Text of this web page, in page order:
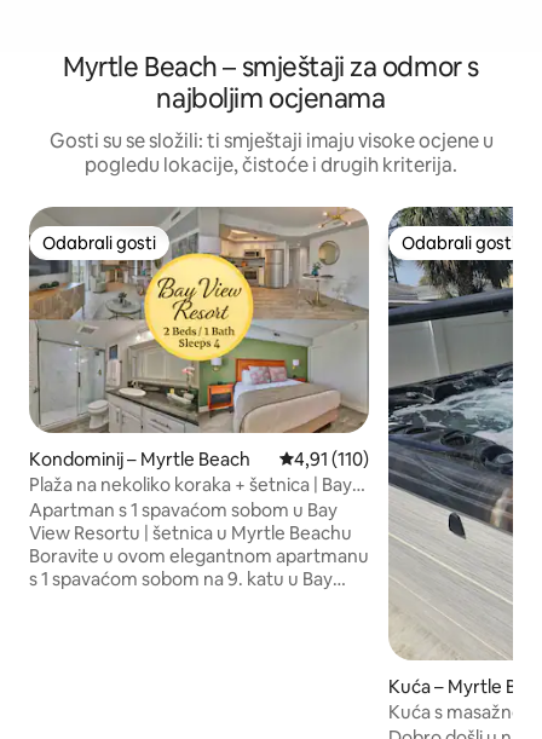
Myrtle Beach – smještaji za odmor s
najboljim ocjenama
Gosti su se složili: ti smještaji imaju visoke ocjene u
pogledu lokacije, čistoće i drugih kriterija.
Odabrali gosti
Odabrali gosti
Kondominij – Myrtle Beach Prosječna ocjena: 4,91/5,
4,91 (110)
Plaža na nekoliko koraka + šetnica | Bay
View Resort
Apartman s 1 spavaćom sobom u Bay
View Resortu | šetnica u Myrtle Beachu
Boravite u ovom elegantnom apartmanu
s 1 spavaćom sobom na 9. katu u Bay
Odabrali gosti
Odabrali gosti
Kuća – Myrtle
Kuća s